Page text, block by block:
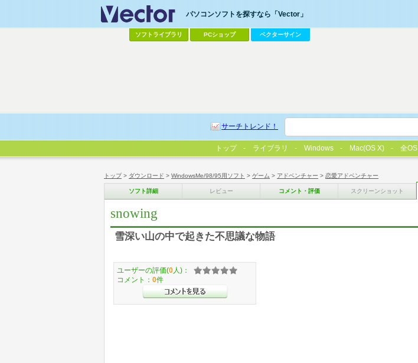
トップ> ダウンロード > WindowsMe/98/95用ソフト > ゲーム > アドベンチャー > 恋愛アドベンチャー
ソフト詳細 レビュー コメント・評価 スクリーンショット
snowing
雪深い山の中で起きた不思議な物語
ユーザーの評価(0 人)：
コメント： 0件
パソコンソフトを探すなら「Vector」
ソフトライブラリ PCショップ ベクターサイン
サーチトレンド！
トップ ライブラリ Windows Mac(OS X) 全OS